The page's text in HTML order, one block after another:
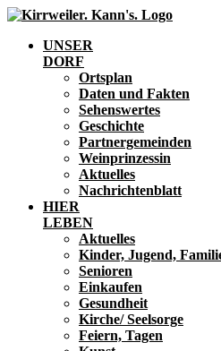
UNSER
DORF
Ortsplan
Daten und Fakten
Sehenswertes
Geschichte
Partnergemeinden
Weinprinzessin
Aktuelles
Nachrichtenblatt
HIER
LEBEN
Aktuelles
Kinder, Jugend,
Senioren
Einkaufen
Gesundheit
Kirche/ Seelsorge
Feiern, Tagen